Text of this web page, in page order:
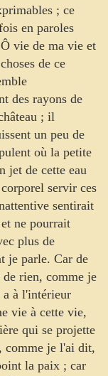
; ce
en paroles
vie de ma vie et
de ce
des rayons de
; il
un peu de
où la petite
jet de cette eau
servir ces
sentirait
ne pourrait
plus de
je parle. Car de
rien, comme je
à l'intérieur
vie à cette vie,
qui se projette
comme je l'ai dit,
la paix ; car